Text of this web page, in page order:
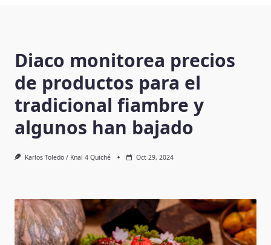
Diaco monitorea precios
de productos para el
tradicional fiambre y
algunos han bajado
Karlos Toledo / Knal 4 Quiché Oct 29, 2024